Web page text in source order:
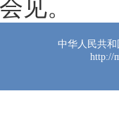
见。
中华人民共
http://